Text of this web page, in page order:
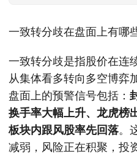
一致转分歧在盘面上有哪
一致转分歧是指股价在连
从集体看多转向多空博弈
盘面上的预警信号包括：
换手率大幅上升、龙虎榜
板块内跟风股率先回落。
减弱，风险正在积聚，投